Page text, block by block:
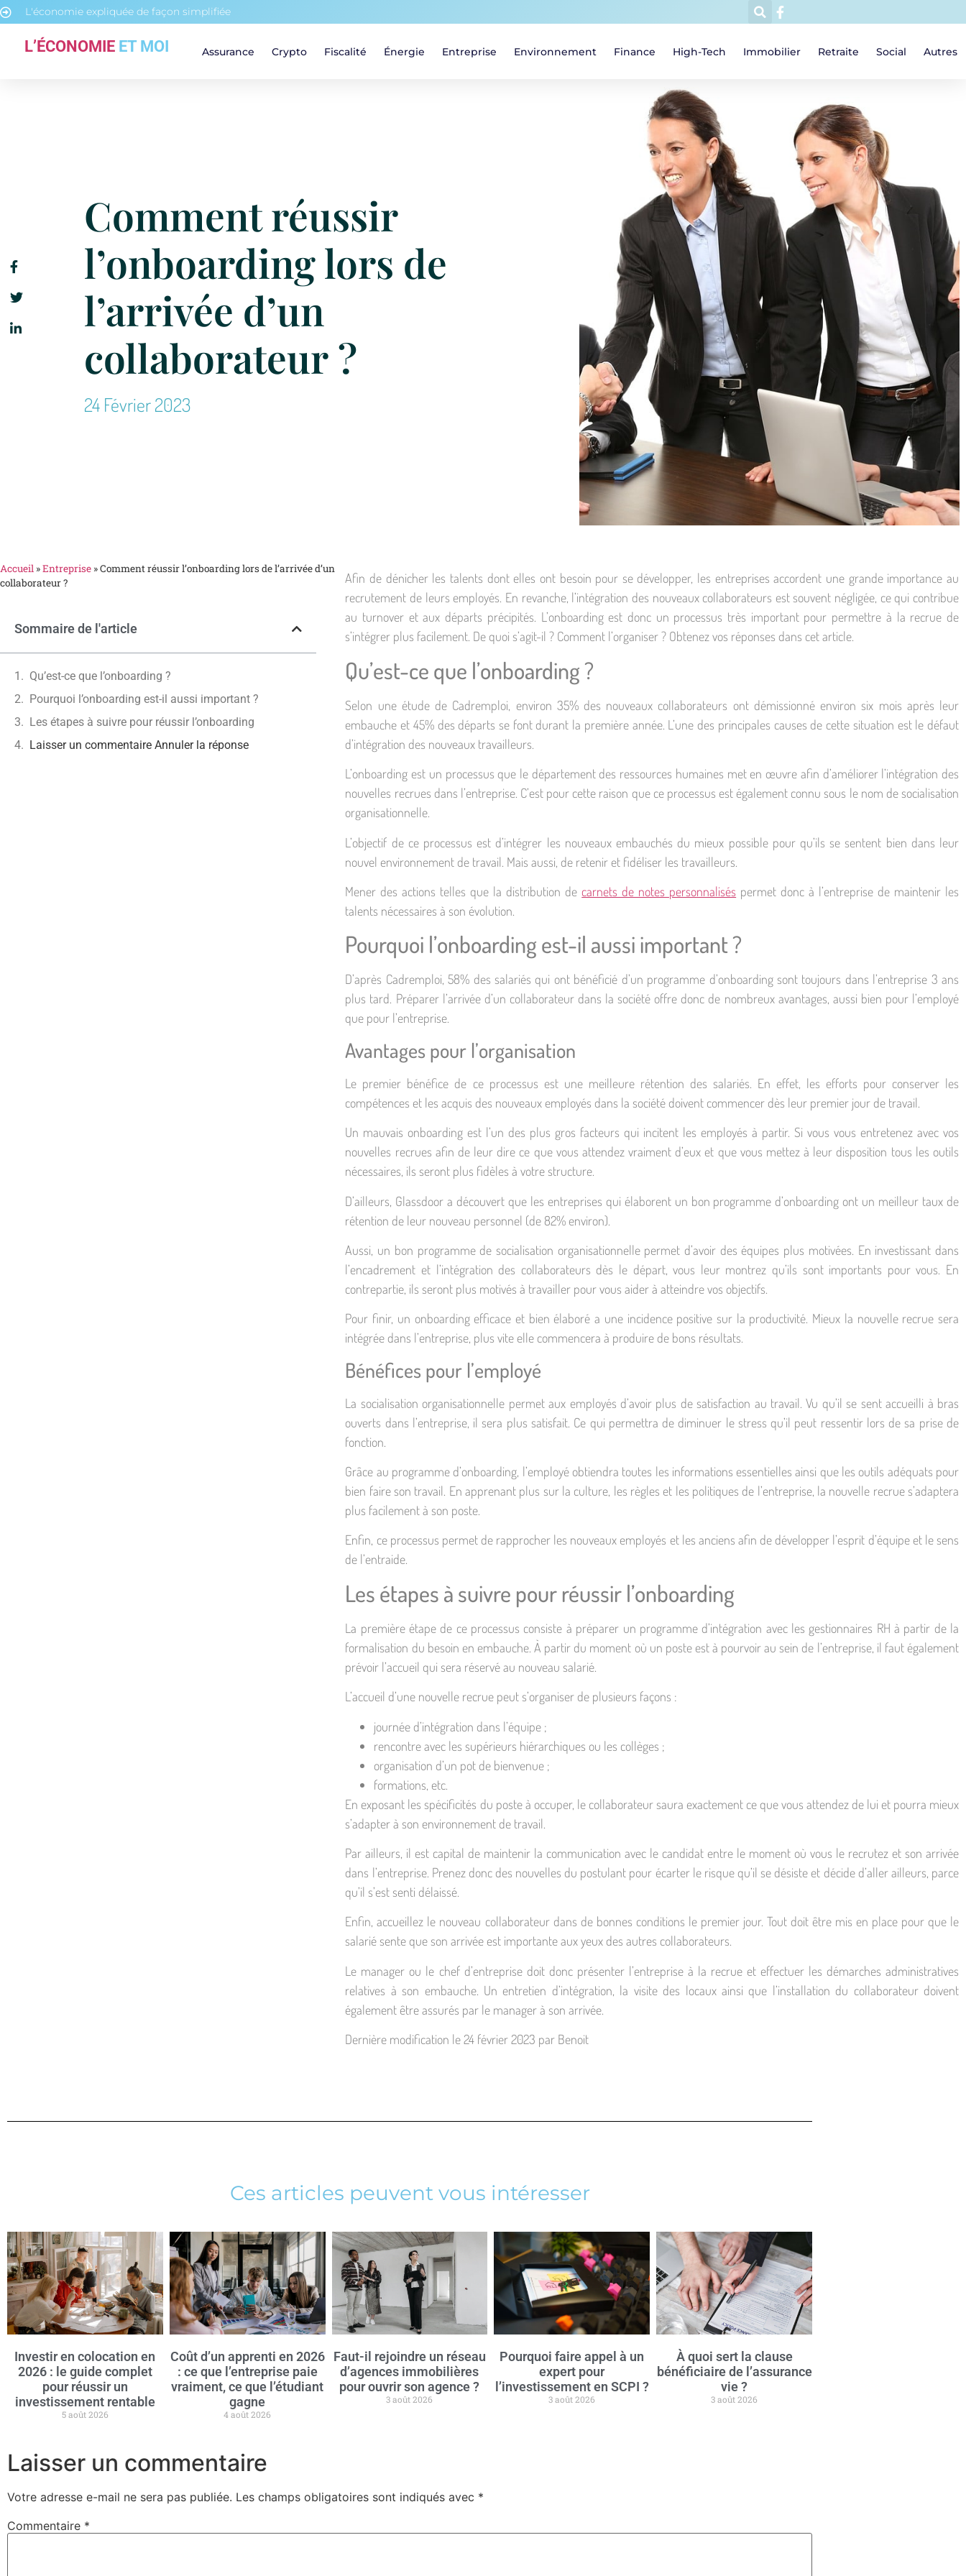
L'économie expliquée de façon simplifiée
L’ÉCONOMIE ET MOI Assurance Crypto Fiscalité Énergie Entreprise Environnement Finance High-Tech Immobilier Retraite Social Autres
Comment réussir
l’onboarding lors de
l’arrivée d’un
collaborateur ?
24 Février 2023
Accueil »Entreprise »Comment réussir l’onboarding lors de l’arrivée d’un
collaborateur ?
Sommaire de l'article
Qu’est-ce que l’onboarding ?
Pourquoi l’onboarding est-il aussi important ?
Les étapes à suivre pour réussir l’onboarding
Laisser un commentaire Annuler la réponse
Afin de dénicher les talents dont elles ont besoin pour se développer, les entreprises accordent une grande importance au
recrutement de leurs employés. En revanche, l’intégration des nouveaux collaborateurs est souvent négligée, ce qui contribue
au turnover et aux départs précipités. L’onboarding est donc un processus très important pour permettre à la recrue de
s’intégrer plus facilement. De quoi s’agit-il ? Comment l’organiser ? Obtenez vos réponses dans cet article.
Qu’est-ce que l’onboarding ?
Selon une étude de Cadremploi, environ 35% des nouveaux collaborateurs ont démissionné environ six mois après leur
embauche et 45% des départs se font durant la première année. L’une des principales causes de cette situation est le défaut
d’intégration des nouveaux travailleurs.
L’onboarding est un processus que le département des ressources humaines met en œuvre afin d’améliorer l’intégration des
nouvelles recrues dans l’entreprise. C’est pour cette raison que ce processus est également connu sous le nom de socialisation
organisationnelle.
L’objectif de ce processus est d’intégrer les nouveaux embauchés du mieux possible pour qu’ils se sentent bien dans leur
nouvel environnement de travail. Mais aussi, de retenir et fidéliser les travailleurs.
Mener des actions telles que la distribution de carnets de notes personnalisés permet donc à l’entreprise de maintenir les
talents nécessaires à son évolution.
Pourquoi l’onboarding est-il aussi important ?
D’après Cadremploi, 58% des salariés qui ont bénéficié d’un programme d’onboarding sont toujours dans l’entreprise 3 ans
plus tard. Préparer l’arrivée d’un collaborateur dans la société offre donc de nombreux avantages, aussi bien pour l’employé
que pour l’entreprise.
Avantages pour l’organisation
Le premier bénéfice de ce processus est une meilleure rétention des salariés. En effet, les efforts pour conserver les
compétences et les acquis des nouveaux employés dans la société doivent commencer dès leur premier jour de travail.
Un mauvais onboarding est l’un des plus gros facteurs qui incitent les employés à partir. Si vous vous entretenez avec vos
nouvelles recrues afin de leur dire ce que vous attendez vraiment d’eux et que vous mettez à leur disposition tous les outils
nécessaires, ils seront plus fidèles à votre structure.
D’ailleurs, Glassdoor a découvert que les entreprises qui élaborent un bon programme d’onboarding ont un meilleur taux de
rétention de leur nouveau personnel (de 82% environ).
Aussi, un bon programme de socialisation organisationnelle permet d’avoir des équipes plus motivées. En investissant dans
l’encadrement et l’intégration des collaborateurs dès le départ, vous leur montrez qu’ils sont importants pour vous. En
contrepartie, ils seront plus motivés à travailler pour vous aider à atteindre vos objectifs.
Pour finir, un onboarding efficace et bien élaboré a une incidence positive sur la productivité. Mieux la nouvelle recrue sera
intégrée dans l’entreprise, plus vite elle commencera à produire de bons résultats.
Bénéfices pour l’employé
La socialisation organisationnelle permet aux employés d’avoir plus de satisfaction au travail. Vu qu’il se sent accueilli à bras
ouverts dans l’entreprise, il sera plus satisfait. Ce qui permettra de diminuer le stress qu’il peut ressentir lors de sa prise de
fonction.
Grâce au programme d’onboarding, l’employé obtiendra toutes les informations essentielles ainsi que les outils adéquats pour
bien faire son travail. En apprenant plus sur la culture, les règles et les politiques de l’entreprise, la nouvelle recrue s’adaptera
plus facilement à son poste.
Enfin, ce processus permet de rapprocher les nouveaux employés et les anciens afin de développer l’esprit d’équipe et le sens
de l’entraide.
Les étapes à suivre pour réussir l’onboarding
La première étape de ce processus consiste à préparer un programme d’intégration avec les gestionnaires RH à partir de la
formalisation du besoin en embauche. À partir du moment où un poste est à pourvoir au sein de l’entreprise, il faut également
prévoir l’accueil qui sera réservé au nouveau salarié.
L’accueil d’une nouvelle recrue peut s’organiser de plusieurs façons :
journée d’intégration dans l’équipe ;
rencontre avec les supérieurs hiérarchiques ou les collèges ;
organisation d’un pot de bienvenue ;
formations, etc.
En exposant les spécificités du poste à occuper, le collaborateur saura exactement ce que vous attendez de lui et pourra mieux
s’adapter à son environnement de travail.
Par ailleurs, il est capital de maintenir la communication avec le candidat entre le moment où vous le recrutez et son arrivée
dans l’entreprise. Prenez donc des nouvelles du postulant pour écarter le risque qu’il se désiste et décide d’aller ailleurs, parce
qu’il s’est senti délaissé.
Enfin, accueillez le nouveau collaborateur dans de bonnes conditions le premier jour. Tout doit être mis en place pour que le
salarié sente que son arrivée est importante aux yeux des autres collaborateurs.
Le manager ou le chef d’entreprise doit donc présenter l’entreprise à la recrue et effectuer les démarches administratives
relatives à son embauche. Un entretien d’intégration, la visite des locaux ainsi que l’installation du collaborateur doivent
également être assurés par le manager à son arrivée.
Dernière modification le 24 février 2023 par Benoit
Ces articles peuvent vous intéresser
Investir en colocation en
2026 : le guide complet
pour réussir un
investissement rentable
5 août 2026
Coût d’un apprenti en 2026
: ce que l’entreprise paie
vraiment, ce que l’étudiant
gagne
4 août 2026
Faut-il rejoindre un réseau
d’agences immobilières
pour ouvrir son agence ?
3 août 2026
Pourquoi faire appel à un
expert pour
l’investissement en SCPI ?
3 août 2026
À quoi sert la clause
bénéficiaire de l’assurance
vie ?
3 août 2026
Laisser un commentaire
Votre adresse e-mail ne sera pas publiée. Les champs obligatoires sont indiqués avec *
Commentaire *